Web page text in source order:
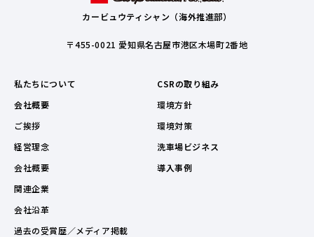
カービュウティシャン（海外推進部）
〒455-0021 愛知県名古屋市港区木場町2番地
私たちについて
会社概要
ご挨拶
経営理念
会社概要
関連企業
会社沿革
過去の受賞歴／メディア掲載
CSRの取り組み
環境方針
環境対策
洗車場ビジネス
導入事例